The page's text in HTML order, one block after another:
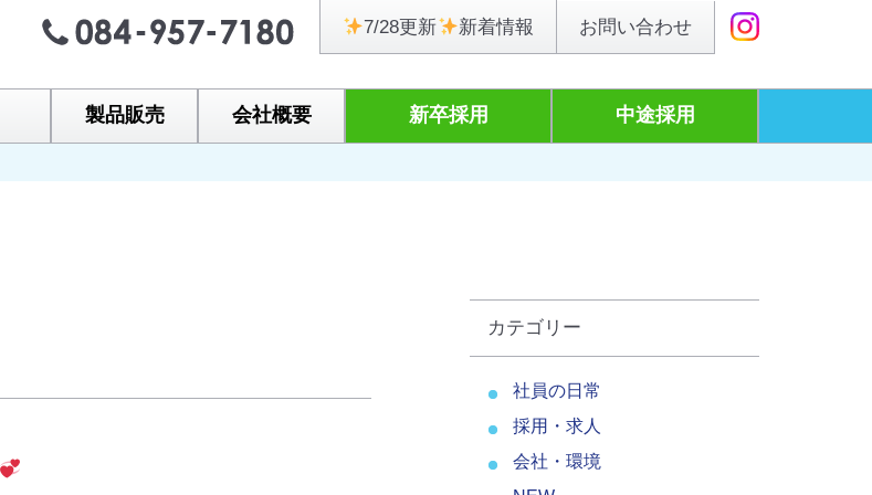
7/28更新 新着情報 お問い合わせ
製品販売 会社概要 新卒採用 中途採用
カテゴリー
社員の日常
採用・求人
会社・環境